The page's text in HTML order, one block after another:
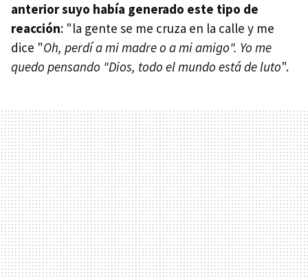
anterior suyo había generado este tipo de
reacción: "la gente se me cruza en la calle y me
dice "Oh, perdí a mi madre o a mi amigo". Yo me
quedo pensando "Dios, todo el mundo está de luto".